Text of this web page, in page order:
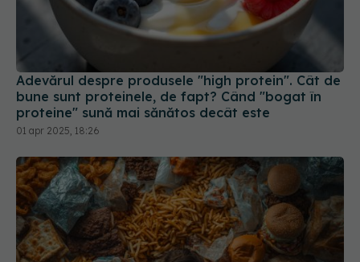
Adevărul despre produsele "high protein". Cât de
bune sunt proteinele, de fapt? Când "bogat în
proteine" sună mai sănătos decât este
01 apr 2025, 18:26